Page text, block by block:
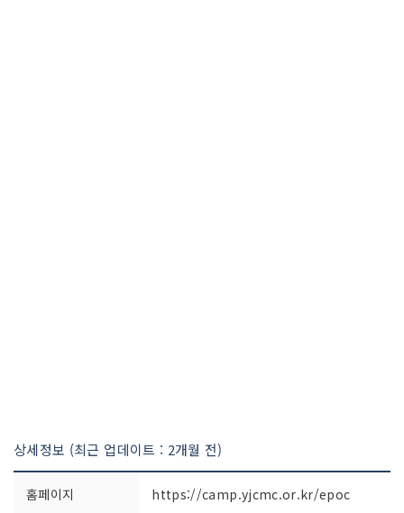
상세정보 (최근 업데이트 : 2개월 전)
홈페이지 https://camp.yjcmc.or.kr/epoc